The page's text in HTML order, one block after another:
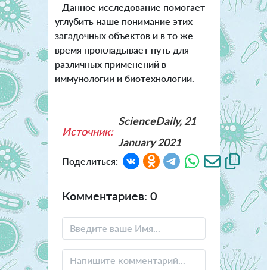
Данное исследование помогает
углубить наше понимание этих
загадочных объектов и в то же
время прокладывает путь для
различных применений в
иммунологии и биотехнологии.
Источник:
ScienceDaily, 21
January 2021
Поделиться:
Комментариев: 0